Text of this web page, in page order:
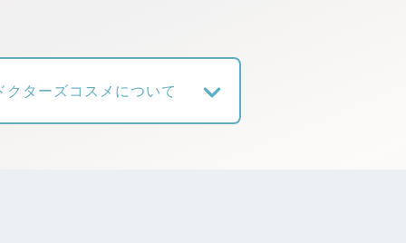
クターズコスメについて